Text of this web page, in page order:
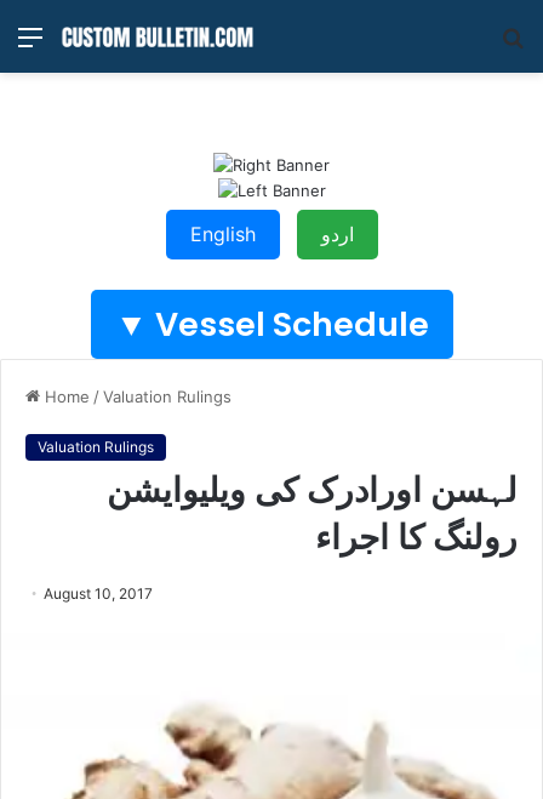
Menu
English اردو
Vessel Schedule ▼
Home /Valuation Rulings
Valuation Rulings
لہسن اورادرک کی ویلیوایشن
رولنگ کا اجراء
August 10, 2017